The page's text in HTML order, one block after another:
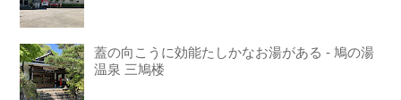
蓋の向こうに効能たしかなお湯がある - 鳩の湯
温泉 三鳩楼